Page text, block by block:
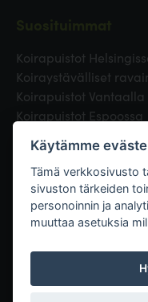
Koirapuistot
Koiraystävälliset
Koirapuistot Vantaalla
Koirapuistot Espoossa
Eläinlääkäri
Koirapuistot
Linkit
Käytämme
Tämä verkkosivusto
sivuston tärkeiden
personoinnin ja
muuttaa asetuksia